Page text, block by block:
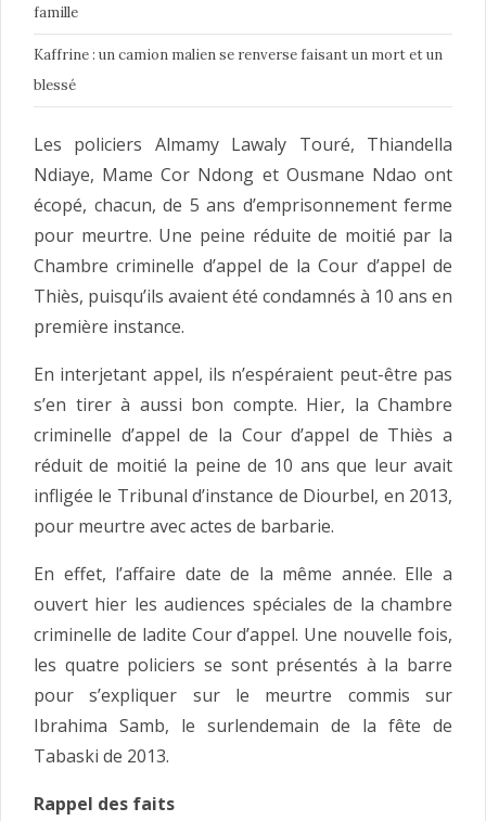
famille
Kaffrine : un camion malien se renverse faisant un mort et un
blessé
Les policiers Almamy Lawaly Touré, Thiandella
Ndiaye, Mame Cor Ndong et Ousmane Ndao ont
écopé, chacun, de 5 ans d’emprisonnement ferme
pour meurtre. Une peine réduite de moitié par la
Chambre criminelle d’appel de la Cour d’appel de
Thiès, puisqu’ils avaient été condamnés à 10 ans en
première instance.
En interjetant appel, ils n’espéraient peut-être pas
s’en tirer à aussi bon compte. Hier, la Chambre
criminelle d’appel de la Cour d’appel de Thiès a
réduit de moitié la peine de 10 ans que leur avait
infligée le Tribunal d’instance de Diourbel, en 2013,
pour meurtre avec actes de barbarie.
En effet, l’affaire date de la même année. Elle a
ouvert hier les audiences spéciales de la chambre
criminelle de ladite Cour d’appel. Une nouvelle fois,
les quatre policiers se sont présentés à la barre
pour s’expliquer sur le meurtre commis sur
Ibrahima Samb, le surlendemain de la fête de
Tabaski de 2013.
Rappel des faits